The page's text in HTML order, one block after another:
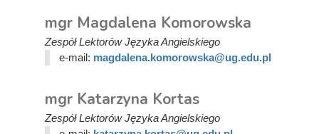
mgr Magdalena Komorowska
Zespół Lektorów Języka Angielskiego
e-mail: magdalena.komorowska@ug.edu.pl
mgr Katarzyna Kortas
Zespół Lektorów Języka Angielskiego